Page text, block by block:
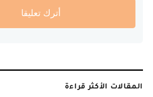
أترك تعليقا
المقالات الأكثر قراءة